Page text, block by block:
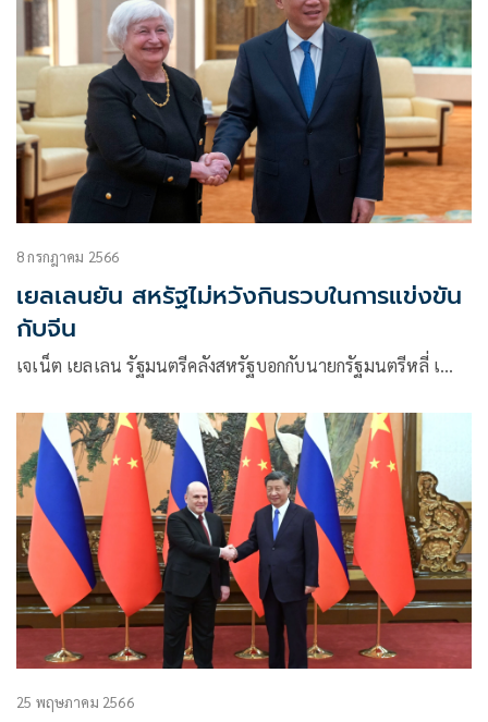
8 กรกฎาคม 2566
เยลเลนยัน สหรัฐไม่หวังกินรวบในการแข่งขัน
กับจีน
เจเน็ต เยลเลน รัฐมนตรีคลังสหรัฐบอกกับนายกรัฐมนตรีหลี่ เ…
25 พฤษภาคม 2566